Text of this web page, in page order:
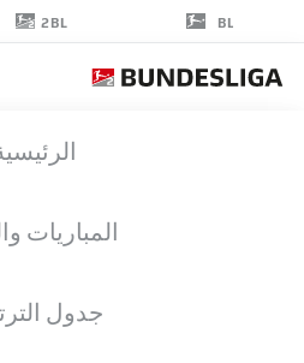
BL
2BL
المباريات
جدول